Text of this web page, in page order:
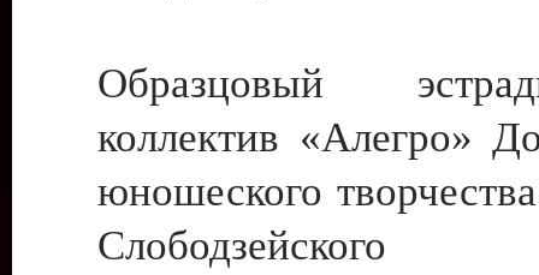
Образцовый
коллектив «Алегро»
юношеского